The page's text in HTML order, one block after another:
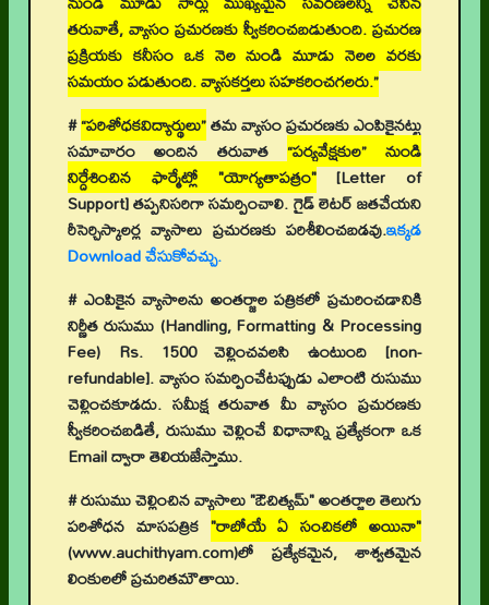
తరువాతే, వ్యాసం ప్రచురణకు స్వీకరించబడుతుంది. ప్రచురణ
ప్రక్రియకు కనీసం ఒక నెల నుండి మూడు నెలల వరకు
సమయం పడుతుంది. వ్యాసకర్తలు సహకరించగలరు.”
#“పరిశోధకవిద్యార్థులు”తమ వ్యాసం ప్రచురణకు ఎంపికైనట్టు
సమాచారం అందిన తరువాత “పర్యవేక్షకుల” నుండి
నిర్దేశించిన ఫార్మేట్లో "యోగ్యతాపత్రం"[Letter of
Support]తప్పనిసరిగా సమర్పించాలి. గైడ్ లెటర్ జతచేయని
రీసెర్చిస్కాలర్ల వ్యాసాలు ప్రచురణకు పరిశీలించబడవు.ఇక్కడ
Download చేసుకోవచ్చు.
# ఎంపికైన వ్యాసాలను అంతర్జాల పత్రికలో ప్రచురించడానికి
నిర్ణీత రుసుము (Handling, Formatting & Processing
Fee) Rs. 1500 చెల్లించవలసి ఉంటుంది [non-
refundable]. వ్యాసం సమర్పించేటప్పుడు ఎలాంటి రుసుము
చెల్లించకూడదు. సమీక్ష తరువాత మీ వ్యాసం ప్రచురణకు
స్వీకరించబడితే, రుసుము చెల్లించే విధానాన్ని ప్రత్యేకంగా ఒక
Email ద్వారా తెలియజేస్తాము.
# రుసుము చెల్లించిన వ్యాసాలు "ఔచిత్యమ్" అంతర్జాల తెలుగు
పరిశోధన మాసపత్రిక "రాబోయే ఏ సంచికలో అయినా"
(www.auchithyam.com)లో ప్రత్యేకమైన, శాశ్వతమైన
లింకులలో ప్రచురితమౌతాయి.